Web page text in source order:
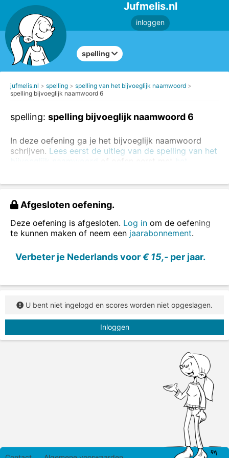
Jufmelis.nl
inloggen
spelling
jufmelis.nl spelling
spelling van het bijvoeglijk naamwoord
spelling bijvoeglijk naamwoord 6
spelling: spelling bijvoeglijk naamwoord 6
In deze oefening ga je het bijvoeglijk naamwoord
schrijven. Lees eerst de uitleg van de spelling van het
of oefen eerst met
Afgesloten oefening.
Deze oefening is afgesloten. Log in om de oefening
te kunnen maken of neem een jaarabonnement.
Verbeter je Nederlands voor€ 15,- per jaar.
U bent niet ingelogd en scores worden niet opgeslagen.
Inloggen